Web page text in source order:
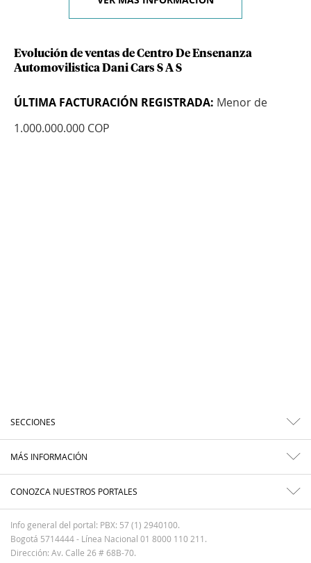
Evolución de ventas de Centro De Ensenanza
Automovilistica Dani Cars S A S
ÚLTIMA FACTURACIÓN REGISTRADA: Menor de
1.000.000.000 COP
SECCIONES
MÁS INFORMACIÓN
CONOZCA NUESTROS PORTALES
Info general del portal: PBX: 57 (1) 2940100.
Bogotá 5714444 - Línea Nacional 01 8000 110 211.
Dirección: Av. Calle 26 # 68B-70.